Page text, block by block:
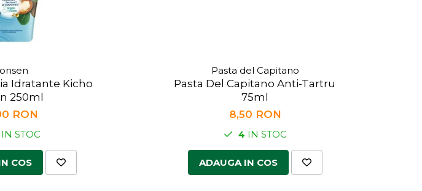
Idratante Kicho
250ml
RON
IN STOC
COS
Pasta del Capitano
Pasta Del Capitano Anti-Tartru
75ml
8,50 RON
4 IN STOC
ADAUGA IN COS